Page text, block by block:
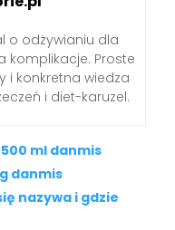
o odżywianiu dla
komplikacje. Proste
i konkretna wiedza
i diet-karuzel.
ml danmis
danmis
nazywa i gdzie